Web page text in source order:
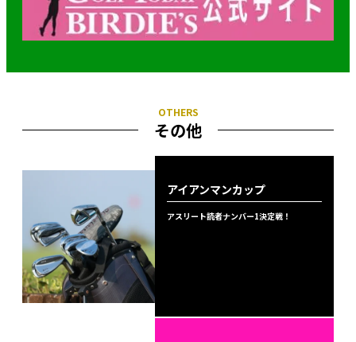
その他
アイアンマンカップ
アスリート読者ナンバー1決定戦！